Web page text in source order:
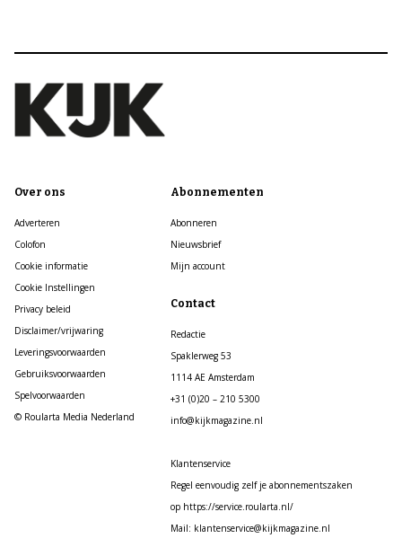
Over ons
Adverteren
Colofon
Cookie informatie
Cookie Instellingen
Privacy beleid
Disclaimer/vrijwaring
Leveringsvoorwaarden
Gebruiksvoorwaarden
Spelvoorwaarden
© Roularta Media Nederland
Abonnementen
Abonneren
Nieuwsbrief
Mijn account
Contact
Redactie
Spaklerweg 53
1114 AE Amsterdam
+31 (0)20 – 210 5300
info@kijkmagazine.nl
Klantenservice
Regel eenvoudig zelf je abonnementszaken
op https://service.roularta.nl/
Mail: klantenservice@kijkmagazine.nl